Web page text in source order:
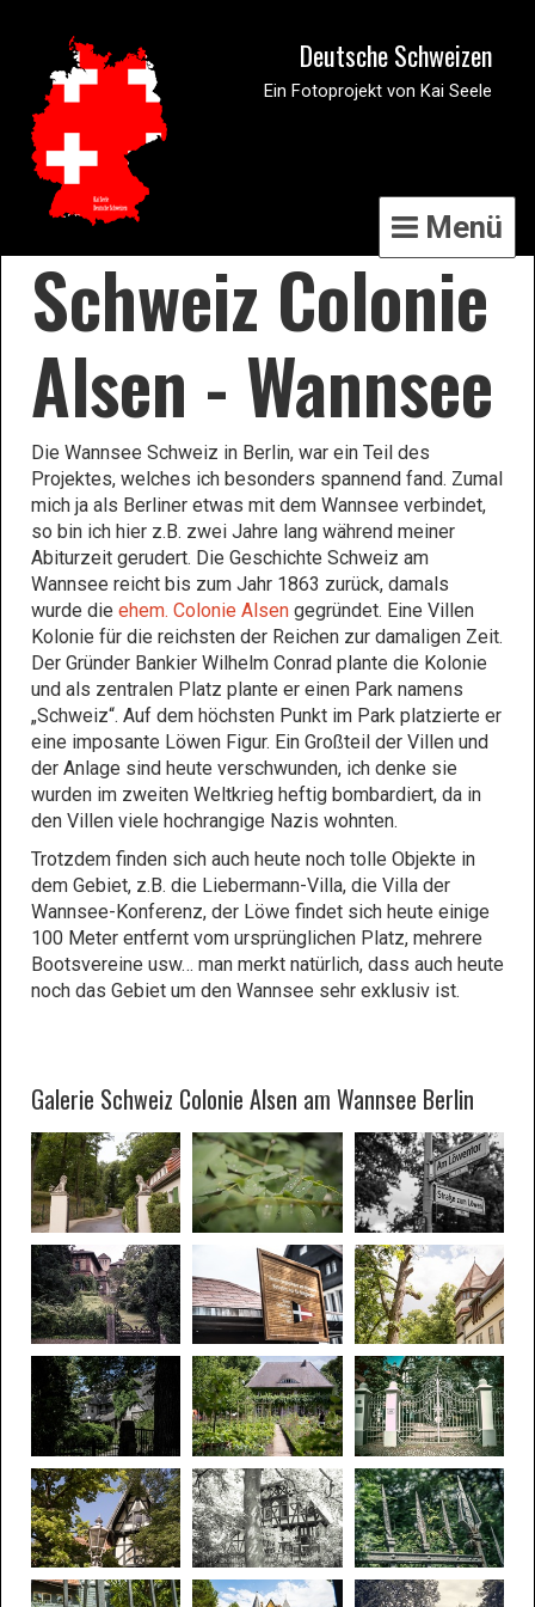
Deutsche Schweizen
Ein Fotoprojekt von Kai Seele
Menü
Schweiz Colonie
Alsen - Wannsee
Die Wannsee Schweiz in Berlin, war ein Teil des
Projektes, welches ich besonders spannend fand. Zumal
mich ja als Berliner etwas mit dem Wannsee verbindet,
so bin ich hier z.B. zwei Jahre lang während meiner
Abiturzeit gerudert. Die Geschichte Schweiz am
Wannsee reicht bis zum Jahr 1863 zurück, damals
wurde die ehem. Colonie Alsen gegründet. Eine Villen
Kolonie für die reichsten der Reichen zur damaligen Zeit.
Der Gründer Bankier Wilhelm Conrad plante die Kolonie
und als zentralen Platz plante er einen Park namens
„Schweiz“. Auf dem höchsten Punkt im Park platzierte er
eine imposante Löwen Figur. Ein Großteil der Villen und
der Anlage sind heute verschwunden, ich denke sie
wurden im zweiten Weltkrieg heftig bombardiert, da in
den Villen viele hochrangige Nazis wohnten.
Trotzdem finden sich auch heute noch tolle Objekte in
dem Gebiet, z.B. die Liebermann-Villa, die Villa der
Wannsee-Konferenz, der Löwe findet sich heute einige
100 Meter entfernt vom ursprünglichen Platz, mehrere
Bootsvereine usw… man merkt natürlich, dass auch heute
noch das Gebiet um den Wannsee sehr exklusiv ist.
Galerie Schweiz Colonie Alsen am Wannsee Berlin